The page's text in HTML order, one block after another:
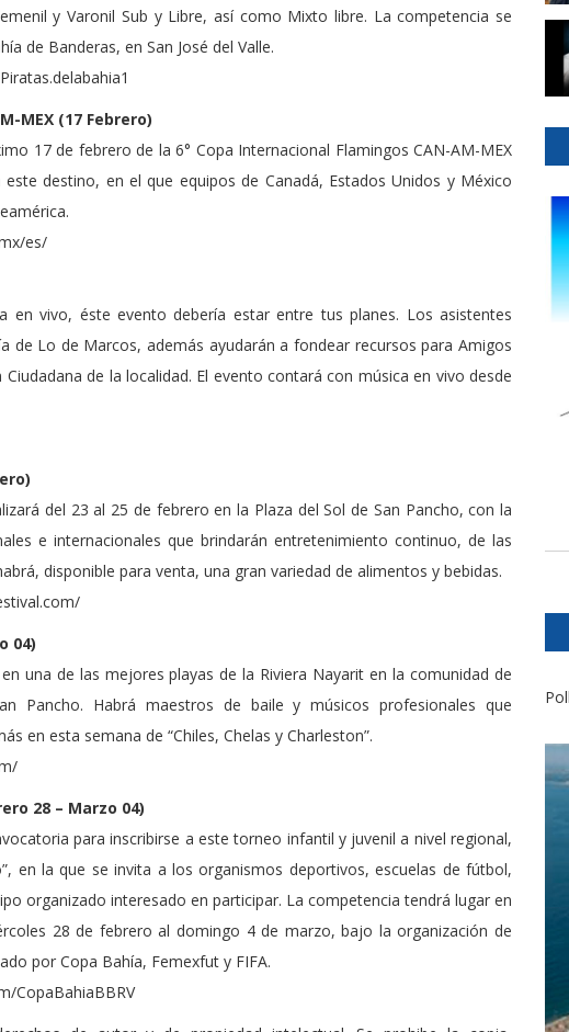
y Varonil Sub y Libre, así como Mixto libre. La competencia se
de Banderas, en San José del Valle.
MEX (17 Febrero)
17 de febrero de la 6° Copa Internacional Flamingos CAN-AM-MEX
destino, en el que equipos de Canadá, Estados Unidos y México
es/
en vivo, éste evento debería estar entre tus planes. Los asistentes
Lo de Marcos, además ayudarán a fondear recursos para Amigos
de la localidad. El evento contará con música en vivo desde
del 23 al 25 de febrero en la Plaza del Sol de San Pancho, con la
e internacionales que brindarán entretenimiento continuo, de las
disponible para venta, una gran variedad de alimentos y bebidas.
04)
una de las mejores playas de la Riviera Nayarit en la comunidad de
Pancho. Habrá maestros de baile y músicos profesionales que
en esta semana de “Chiles, Chelas y Charleston”.
28 – Marzo 04)
para inscribirse a este torneo infantil y juvenil a nivel regional,
en la que se invita a los organismos deportivos, escuelas de fútbol,
organizado interesado en participar. La competencia tendrá lugar en
28 de febrero al domingo 4 de marzo, bajo la organización de
por Copa Bahía, Femexfut y FIFA.
CopaBahiaBBRV